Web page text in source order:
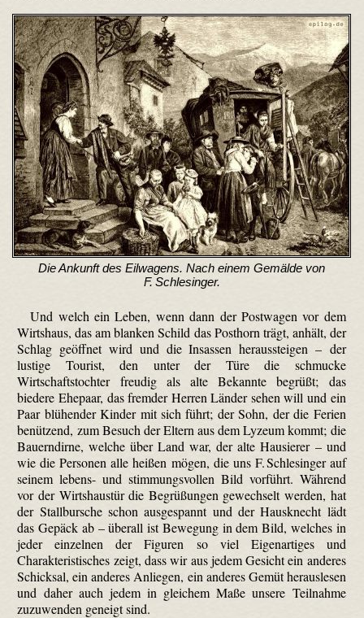
Die Ankunft des Eilwagens. Nach einem Gemälde von
F. Schlesinger.
Und welch ein Leben, wenn dann der Postwagen vor dem
Wirtshaus, das am blanken Schild das Posthorn trägt, anhält, der
Schlag geöffnet wird und die Insassen heraussteigen – der
lustige Tourist, den unter der Türe die schmucke
Wirtschaftstochter freudig als alte Bekannte begrüßt; das
biedere Ehepaar, das fremder Herren Länder sehen will und ein
Paar blühender Kinder mit sich führt; der Sohn, der die Ferien
benützend, zum Besuch der Eltern aus dem Lyzeum kommt; die
Bauerndirne, welche über Land war, der alte Hausierer – und
wie die Personen alle heißen mögen, die uns F. Schlesinger auf
seinem lebens- und stimmungsvollen Bild vorführt. Während
vor der Wirts­haustür die Begrüßungen gewechselt werden, hat
der Stallbursche schon ausgespannt und der Hausknecht lädt
das Gepäck ab – überall ist Bewegung in dem Bild, welches in
jeder einzelnen der Figuren so viel Eigenartiges und
Charakteristisches zeigt, dass wir aus jedem Gesicht ein anderes
Schicksal, ein anderes Anliegen, ein anderes Gemüt herauslesen
und daher auch jedem in gleichem Maße unsere Teilnahme
zuzuwenden geneigt sind.